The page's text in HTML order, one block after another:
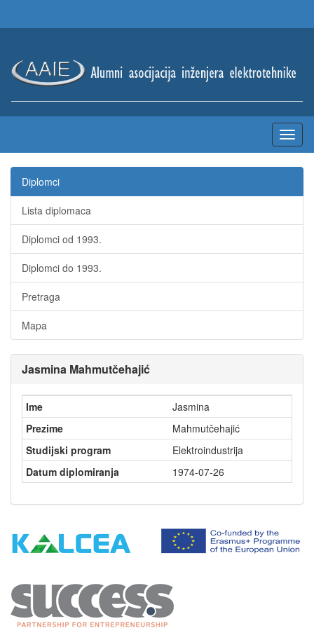
Diplomci
Lista diplomaca
Diplomci od 1993.
Diplomci do 1993.
Pretraga
Mapa
Jasmina Mahmutčehajić
Ime
Jasmina
Prezime
Mahmutčehajić
Studijski program
Elektroindustrija
Datum diplomiranja
1974-07-26